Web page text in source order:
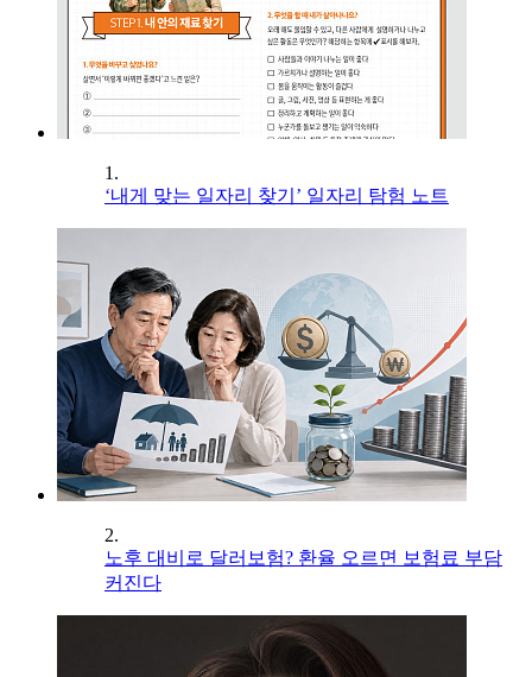
1.
‘내게 맞는 일자리 찾기’ 일자리 탐험 노트
2.
노후 대비로 달러보험? 환율 오르면 보험료 부담
커진다